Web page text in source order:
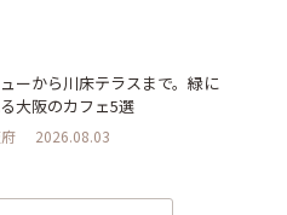
ーから川床テラスまで。緑に
大阪のカフェ5選
2026.08.03